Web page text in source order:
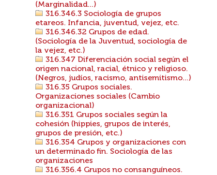
(Marginalidad...)
316.346.3 Sociología de grupos
etareos. Infancia, juventud, vejez, etc.
316.346.32 Grupos de edad.
(Sociología de la Juventud, sociología de
la vejez, etc.)
316.347 Diferenciación social según el
origen nacional, racial, étnico y religioso.
(Negros, judíos, racismo, antisemitismo...)
316.35 Grupos sociales.
Organizaciones sociales (Cambio
organizacional)
316.351 Grupos sociales según la
cohesión (hippies, grupos de interés,
grupos de presión, etc.)
316.354 Grupos y organizaciones con
un determinado fin. Sociología de las
organizaciones
316.356.4 Grupos no consanguíneos.